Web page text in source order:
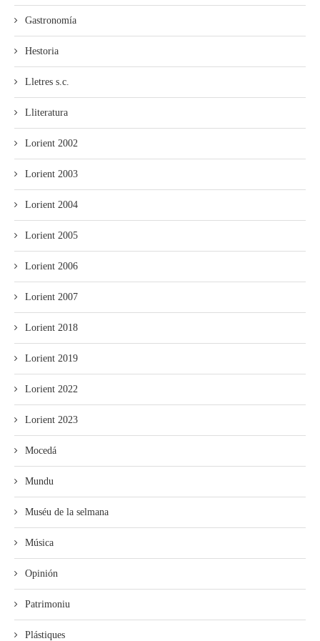
Gastronomía
Hestoria
Lletres s.c.
Lliteratura
Lorient 2002
Lorient 2003
Lorient 2004
Lorient 2005
Lorient 2006
Lorient 2007
Lorient 2018
Lorient 2019
Lorient 2022
Lorient 2023
Mocedá
Mundu
Muséu de la selmana
Música
Opinión
Patrimoniu
Plástiques